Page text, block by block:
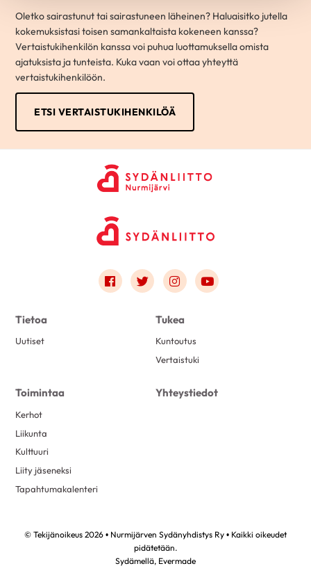
Oletko sairastunut tai sairastuneen läheinen? Haluaisitko jutella
kokemuksistasi toisen samankaltaista kokeneen kanssa?
Vertaistukihenkilön kanssa voi puhua luottamuksella omista
ajatuksista ja tunteista. Kuka vaan voi ottaa yhteyttä
vertaistukihenkilöön.
ETSI VERTAISTUKIHENKILÖÄ
Link to facebook
Link to twitter
Link to instagram
Link to youtube
Tietoa
Uutiset
Tukea
Kuntoutus
Vertaistuki
Toimintaa
Kerhot
Liikunta
Kulttuuri
Liity jäseneksi
Tapahtumakalenteri
Yhteystiedot
© Tekijänoikeus 2026 • Nurmijärven Sydänyhdistys Ry • Kaikki oikeudet
pidätetään.
Sydämellä, Evermade